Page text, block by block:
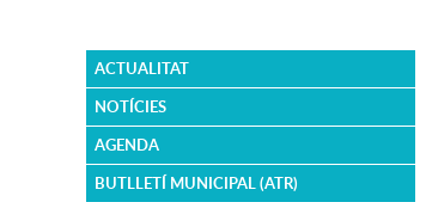
ACTUALITAT
NOTÍCIES
AGENDA
BUTLLETÍ MUNICIPAL (ATR)